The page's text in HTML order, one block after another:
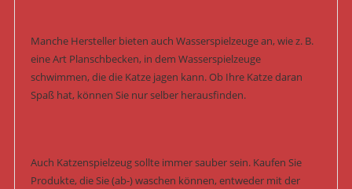
Manche Hersteller bieten auch Wasserspielzeuge an, wie z. B.
eine Art Planschbecken, in dem Wasserspielzeuge
schwimmen, die die Katze jagen kann. Ob Ihre Katze daran
Spaß hat, können Sie nur selber herausfinden.
Auch Katzenspielzeug sollte immer sauber sein. Kaufen Sie
Produkte, die Sie (ab-) waschen können, entweder mit der